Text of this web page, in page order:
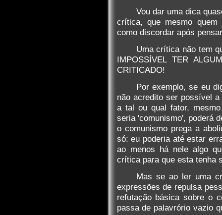
Vou dar uma dica
crítica, que mesmo
como discordar após
Uma crítica não tem
IMPOSSÍVEL TER
CRITICADO!
Por exemplo, se eu
não acredito ser possível
a tal ou qual fator,
seria 'comunismo', poderá
o comunismo prega a
só: eu poderia até estar
ao menos há nele algo
crítica para que esta tenha
Mas se ao ler uma
expressões de repulsa
refutação básica sobre o
passa de palavrório vazio